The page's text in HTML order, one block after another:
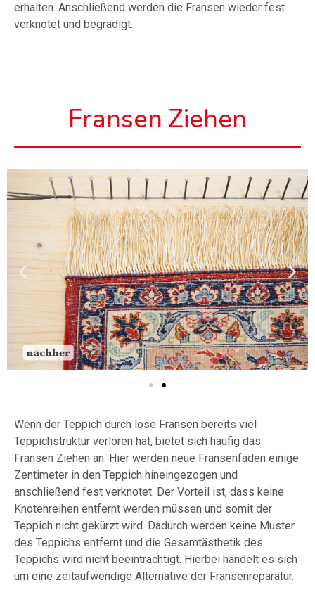
erhalten. Anschließend werden die Fransen wieder fest
verknotet und begradigt.
Fransen Ziehen
Wenn der Teppich durch lose Fransen bereits viel
Teppichstruktur verloren hat, bietet sich häufig das
Fransen Ziehen an. Hier werden neue Fransenfäden einige
Zentimeter in den Teppich hineingezogen und
anschließend fest verknotet. Der Vorteil ist, dass keine
Knotenreihen entfernt werden müssen und somit der
Teppich nicht gekürzt wird. Dadurch werden keine Muster
des Teppichs entfernt und die Gesamtästhetik des
Teppichs wird nicht beeinträchtigt. Hierbei handelt es sich
um eine zeitaufwendige Alternative der Fransenreparatur.